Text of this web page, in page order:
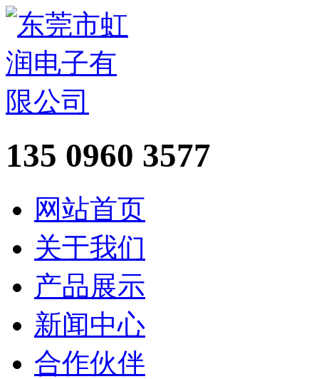
135 0960 3577
网站首页
关于我们
产品展示
新闻中心
合作伙伴